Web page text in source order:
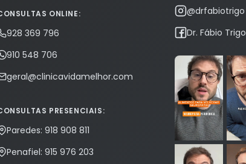
ONLINE:
928 369 796
910 548 706
geral@clinicavidamelhor.com
PRESENCIAIS:
Paredes: 918 908 811
Penafiel: 915 976 203
@drfabiotrigo
Dr. Fábio Trigo